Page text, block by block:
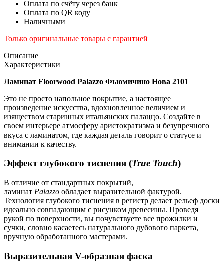
Оплата по счёту через банк
Оплата по QR коду
Наличными
Только оригинальные товары с гарантией
Описание
Характеристики
Ламинат Floorwood Palazzo Фьюмичино Нова 2101
Это не просто напольное покрытие, а настоящее
произведение искусства, вдохновленное величием и
изяществом старинных итальянских палаццо. Создайте в
своем интерьере атмосферу аристократизма и безупречного
вкуса с ламинатом, где каждая деталь говорит о статусе и
внимании к качеству.
Эффект глубокого тиснения (True Touch)
В отличие от стандартных покрытий,
ламинат Palazzo обладает выразительной фактурой.
Технология глубокого тиснения в регистр делает рельеф доски
идеально совпадающим с рисунком древесины. Проведя
рукой по поверхности, вы почувствуете все прожилки и
сучки, словно касаетесь натурального дубового паркета,
вручную обработанного мастерами.
Выразительная V-образная фаска